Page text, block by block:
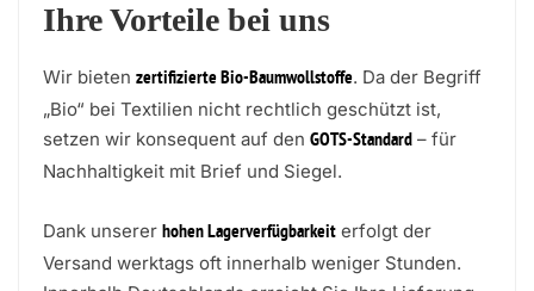
Ihre Vorteile bei uns
Wir bieten zertifizierte Bio-Baumwollstoffe. Da der Begriff
„Bio“ bei Textilien nicht rechtlich geschützt ist,
setzen wir konsequent auf den GOTS-Standard – für
Nachhaltigkeit mit Brief und Siegel.
Dank unserer hohen Lagerverfügbarkeit erfolgt der
Versand werktags oft innerhalb weniger Stunden.